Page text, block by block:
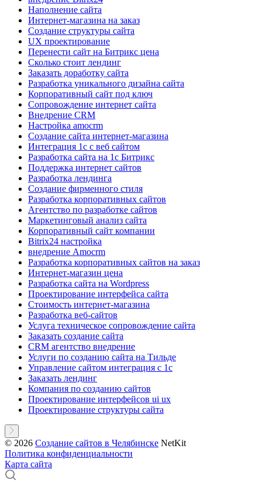
Наполнение сайта
Интернет-магазина на заказ
Создание структуры сайта
UX проектирование
Перенести сайт на Битрикс цена
Сколько стоит лендинг
Заказать доработку сайта
Разработка уникального дизайна сайта
Корпоративный сайт под ключ
Сопровождение интернет сайта
Внедрение CRM
Настройка amocrm
Создание сайта интернет-магазина
Интеграция 1с с веб сайтом
Разработка сайта на 1с Битрикс
Поддержка интернет сайтов
Разработка лендинга
Создание фирменного стиля
Разработка корпоративных сайтов
Агентство по разработке сайтов
Маркетинговый анализ сайта
Корпоративный сайт компании
Bitrix24 настройка
внедрение Amocrm
Разработка корпоративных сайтов на заказ
Интернет-магазин цена
Разработка сайта на Wordpress
Проектирование интерфейса сайта
Стоимость интернет-магазина
Разработка веб-сайтов
Услуга техническое сопровождение сайта
Заказать создание сайта
CRM агентство внедрение
Услуги по созданию сайта на Тильде
Управление сайтом интеграция с 1с
Заказать лендинг
Компания по созданию сайтов
Проектирование интерфейсов ui ux
Проектирование структуры сайта
© 2026 Создание сайтов в Челябинске NetKit
Политика конфиденциальности
Карта сайта